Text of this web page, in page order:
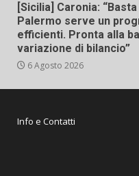
[Sicilia] Caronia:
Palermo serve un
efficienti. Pronta alla
variazione di bilancio”
6 Agosto 2026
Info e Contatti